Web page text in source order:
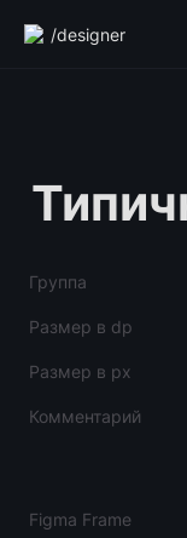
/designer
Группа
Размер в dp
Размер в px
Комментарий
Figma Frame